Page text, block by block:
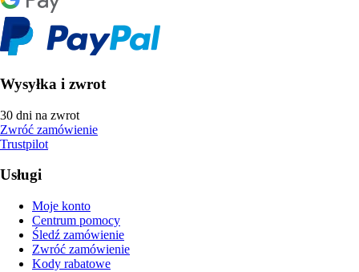
Wysyłka i zwrot
30 dni na zwrot
Zwróć zamówienie
Trustpilot
Usługi
Moje konto
Centrum pomocy
Śledź zamówienie
Zwróć zamówienie
Kody rabatowe